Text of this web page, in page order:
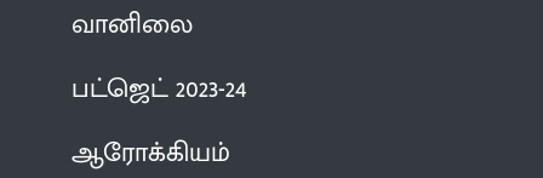
வானிலை
பட்ஜெட் 2023-24
ஆரோக்கியம்